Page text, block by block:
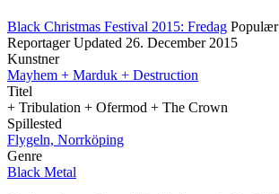
Black Christmas Festival 2015: Fredag Populær
Reportager Updated 26. December 2015
Kunstner
Mayhem + Marduk + Destruction
Titel
+ Tribulation + Ofermod + The Crown
Spillested
Flygeln, Norrköping
Genre
Black Metal